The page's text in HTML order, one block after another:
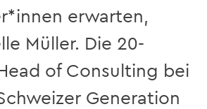
erwarten,
Müller. Die 20-
of Consulting bei
Generation